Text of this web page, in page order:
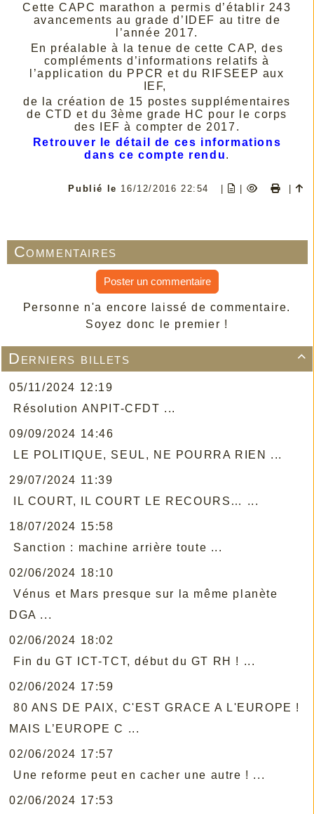

Derniers billets
05/11/2024 12:19
Résolution ANPIT-CFDT ...
09/09/2024 14:46
LE POLITIQUE, SEUL, NE POURRA RIEN ...
29/07/2024 11:39
IL COURT, IL COURT LE RECOURS… ...
18/07/2024 15:58
Sanction : machine arrière toute ...
02/06/2024 18:10
Vénus et Mars presque sur la même planète
DGA ...
02/06/2024 18:02
Fin du GT ICT-TCT, début du GT RH ! ...
02/06/2024 17:59
80 ANS DE PAIX, C'EST GRACE A L'EUROPE !
MAIS L’EUROPE C ...
02/06/2024 17:57
Une reforme peut en cacher une autre ! ...
02/06/2024 17:53
Cette CAPC marathon a permis d’établir 243
avancements au grade d’IDEF au titre de
l’année 2017.
En préalable à la tenue de cette CAP, des
compléments d’informations relatifs à
l’application du PPCR et du RIFSEEP aux
IEF,
de la création de 15 postes supplémentaires
de CTD et du 3ème grade HC pour le corps
des IEF à compter de 2017.
Retrouver le détail de ces informations
dans ce compte rendu.
Publié le 16/12/2016 22:54 | | |
Commentaires
Poster un commentaire
Personne n'a encore laissé de commentaire.
Soyez donc le premier !